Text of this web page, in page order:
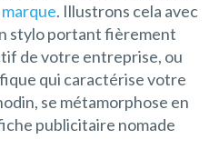
. Illustrons cela avec
stylo portant fièrement
de votre entreprise, ou
qui caractérise votre
se métamorphose en
publicitaire nomade